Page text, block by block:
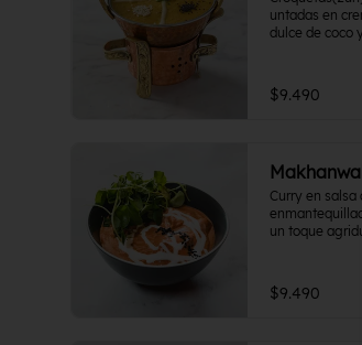
untadas en
dulce de coco
$9.490
Curry en salsa
un toque
$9.490